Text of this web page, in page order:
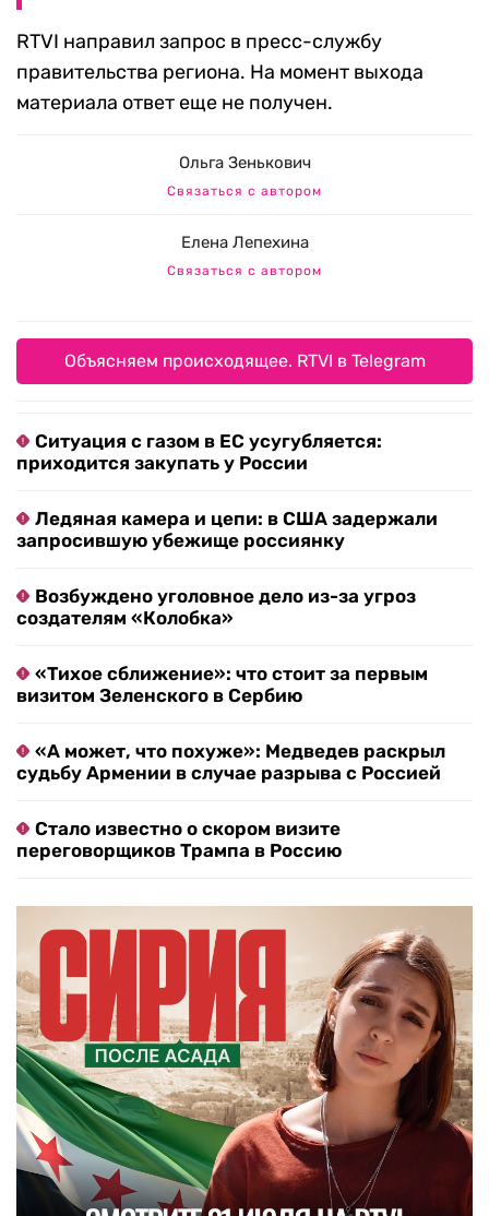
RTVI направил запрос в пресс-службу
правительства региона. На момент выхода
материала ответ еще не получен.
Ольга Зенькович
Связаться с автором
Елена Лепехина
Связаться с автором
Объясняем происходящее. RTVI в Telegram
Ситуация с газом в ЕС усугубляется:
приходится закупать у России
Ледяная камера и цепи: в США задержали
запросившую убежище россиянку
Возбуждено уголовное дело из-за угроз
создателям «Колобка»
«Тихое сближение»: что стоит за первым
визитом Зеленского в Сербию
«А может, что похуже»: Медведев раскрыл
судьбу Армении в случае разрыва с Россией
Стало известно о скором визите
переговорщиков Трампа в Россию